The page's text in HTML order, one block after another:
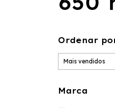
Ordenar
Marca